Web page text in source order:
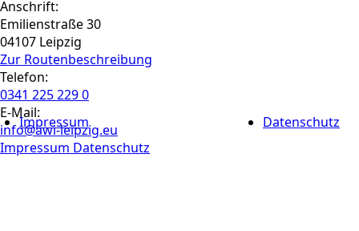
Impressum Datenschutz
Anschrift:
Emilienstraße 30
04107 Leipzig
Zur Routen­beschreibung
Telefon:
0341 225 229 0
E-Mail:
info@awi-leipzig.eu
Impressum Datenschutz